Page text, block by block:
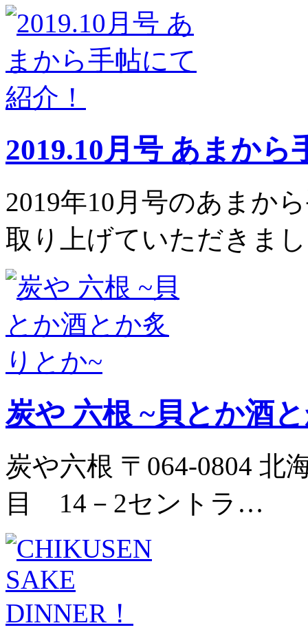
2019.10月号 あまから
2019年10月号のあまか
取り上げていただきま
炭や 六根 ~貝とか酒
炭や六根 〒064-0804 北
目 14－2セントラ…